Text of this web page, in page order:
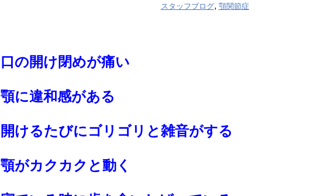
スタッフブログ, 顎関節症
口の開け閉めが痛い
顎に違和感がある
開けるたびにゴリゴリと雑音がする
顎がカクカクと動く